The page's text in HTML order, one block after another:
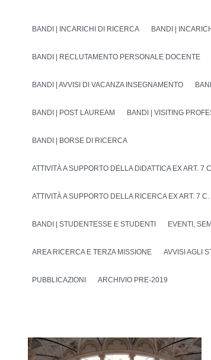
BANDI | INCARICHI DI RICERCA BANDI |
BANDI | RECLUTAMENTO PERSONALE DOCENTE
BANDI | AVVISI DI VACANZA INSEGNAMENTO
BANDI | POST LAUREAM BANDI | VISITING
BANDI | BORSE DI RICERCA
ATTIVITÀ A SUPPORTO DELLA DIDATTICA EX ART. 7
ATTIVITÀ A SUPPORTO DELLA RICERCA EX ART. 7
BANDI | STUDENTESSE E STUDENTI EVENTI,
AREA RICERCA E TERZA MISSIONE AVVISI AGLI
PUBBLICAZIONI ARCHIVIO PRE-2019